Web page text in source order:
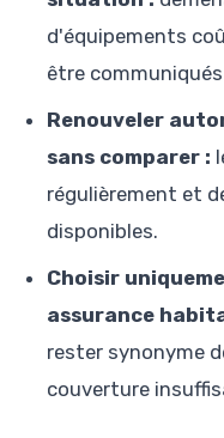
d'équipements
être
Renouveler
sans comparer :
régulièrement et
disponibles.
Choisir
assurance
rester synonyme
couverture